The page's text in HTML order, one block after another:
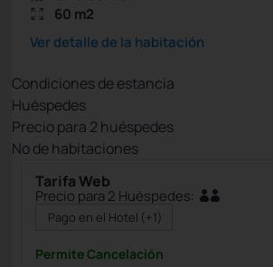
60 m2
Ver detalle de la habitación
Condiciones de estancia
Huéspedes
Precio para 2 huéspedes
Nº de habitaciones
Tarifa Web
Precio para 2 Huéspedes:
Pago en el Hotel (+1)
Permite Cancelación